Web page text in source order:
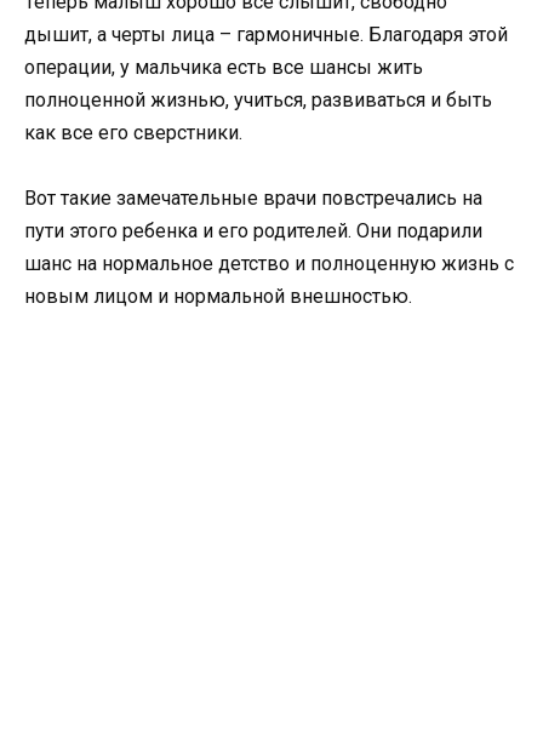
дышит, а черты лица – гармоничные. Благодаря этой
операции, у мальчика есть все шансы жить
полноценной жизнью, учиться, развиваться и быть
как все его сверстники.
Вот такие замечательные врачи повстречались на
пути этого ребенка и его родителей. Они подарили
шанс на нормальное детство и полноценную жизнь с
новым лицом и нормальной внешностью.